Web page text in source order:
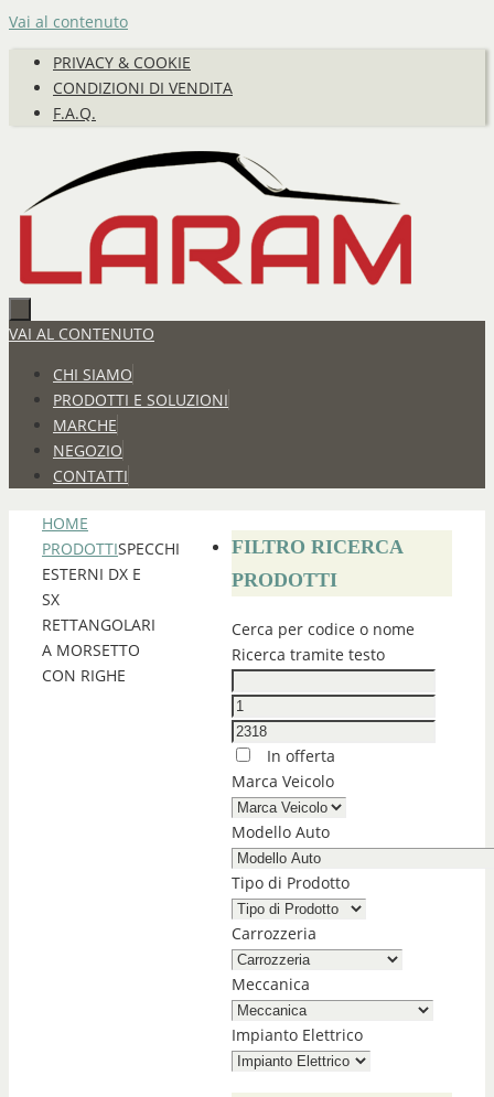
Vai al contenuto
PRIVACY & COOKIE
CONDIZIONI DI VENDITA
F.A.Q.
VAI AL CONTENUTO
CHI SIAMO
PRODOTTI E SOLUZIONI
MARCHE
NEGOZIO
CONTATTI
HOME
PRODOTTISPECCHI
ESTERNI DX E
SX
RETTANGOLARI
A MORSETTO
CON RIGHE
FILTRO RICERCA
PRODOTTI
Cerca per codice o nome
Ricerca tramite testo
In offerta
Marca Veicolo
Modello Auto
Tipo di Prodotto
Carrozzeria
Meccanica
Impianto Elettrico